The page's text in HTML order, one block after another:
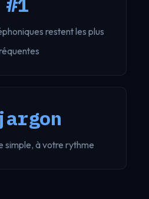
restent les plus
simple, à votre rythme